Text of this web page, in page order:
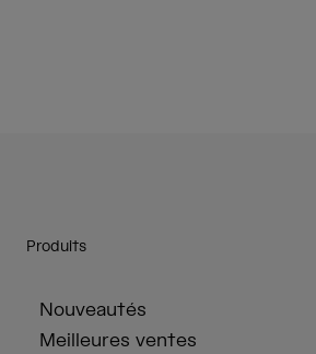
Produits
Nouveautés
Meilleures ventes